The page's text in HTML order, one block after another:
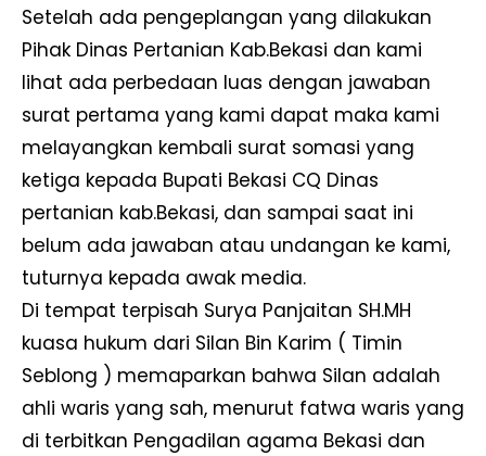
Setelah ada pengeplangan yang dilakukan
Pihak Dinas Pertanian Kab.Bekasi dan kami
lihat ada perbedaan luas dengan jawaban
surat pertama yang kami dapat maka kami
melayangkan kembali surat somasi yang
ketiga kepada Bupati Bekasi CQ Dinas
pertanian kab.Bekasi, dan sampai saat ini
belum ada jawaban atau undangan ke kami,
tuturnya kepada awak media.
Di tempat terpisah Surya Panjaitan SH.MH
kuasa hukum dari Silan Bin Karim ( Timin
Seblong ) memaparkan bahwa Silan adalah
ahli waris yang sah, menurut fatwa waris yang
di terbitkan Pengadilan agama Bekasi dan